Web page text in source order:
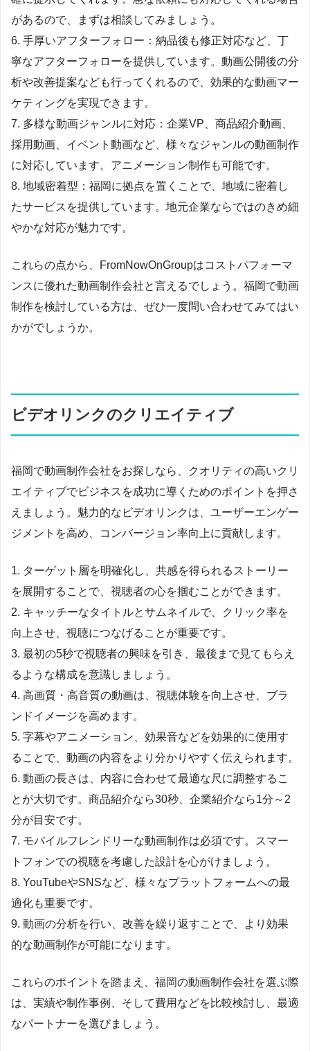
があるので、まずは相談してみましょう。
6. 手厚いアフターフォロー：納品後も修正対応など、丁
寧なアフターフォローを提供しています。動画公開後の分
析や改善提案なども行ってくれるので、効果的な動画マー
ケティングを実現できます。
7. 多様な動画ジャンルに対応：企業VP、商品紹介動画、
採用動画、イベント動画など、様々なジャンルの動画制作
に対応しています。アニメーション制作も可能です。
8. 地域密着型：福岡に拠点を置くことで、地域に密着し
たサービスを提供しています。地元企業ならではのきめ細
やかな対応が魅力です。
これらの点から、FromNowOnGroupはコストパフォーマ
ンスに優れた動画制作会社と言えるでしょう。福岡で動画
制作を検討している方は、ぜひ一度問い合わせてみてはい
かがでしょうか。
ビデオリンクのクリエイティブ
福岡で動画制作会社をお探しなら、クオリティの高いクリ
エイティブでビジネスを成功に導くためのポイントを押さ
えましょう。魅力的なビデオリンクは、ユーザーエンゲー
ジメントを高め、コンバージョン率向上に貢献します。
1. ターゲット層を明確化し、共感を得られるストーリー
を展開することで、視聴者の心を掴むことができます。
2. キャッチーなタイトルとサムネイルで、クリック率を
向上させ、視聴につなげることが重要です。
3. 最初の5秒で視聴者の興味を引き、最後まで見てもらえ
るような構成を意識しましょう。
4. 高画質・高音質の動画は、視聴体験を向上させ、ブラ
ンドイメージを高めます。
5. 字幕やアニメーション、効果音などを効果的に使用す
ることで、動画の内容をより分かりやすく伝えられます。
6. 動画の長さは、内容に合わせて最適な尺に調整するこ
とが大切です。商品紹介なら30秒、企業紹介なら1分～2
分が目安です。
7. モバイルフレンドリーな動画制作は必須です。スマー
トフォンでの視聴を考慮した設計を心がけましょう。
8. YouTubeやSNSなど、様々なプラットフォームへの最
適化も重要です。
9. 動画の分析を行い、改善を繰り返すことで、より効果
的な動画制作が可能になります。
これらのポイントを踏まえ、福岡の動画制作会社を選ぶ際
は、実績や制作事例、そして費用などを比較検討し、最適
なパートナーを選びましょう。